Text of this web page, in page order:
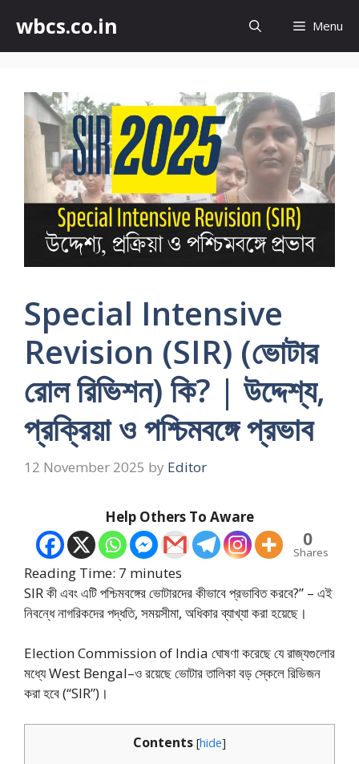
wbcs.co.in Menu
Special Intensive
Revision (SIR) (ভোটার
রোল রিভিশন) কি? | উদ্দেশ্য,
প্রক্রিয়া ও পশ্চিমবঙ্গে প্রভাব
12 November 2025 by Editor
Help Others To Aware
0
Shares
Reading Time: 7 minutes
SIR কী এবং এটি পশ্চিমবঙ্গের ভোটারদের কীভাবে প্রভাবিত করবে?” – এই
নিবন্ধে নাগরিকদের পদ্ধতি, সময়সীমা, অধিকার ব্যাখ্যা করা হয়েছে।
Election Commission of India ঘোষণা করেছে যে রাজ্যগুলোর
মধ্যে West Bengal–ও রয়েছে ভোটার তালিকা বড় স্কেলে রিভিজন
করা হবে (“SIR”)।
Contents [hide]